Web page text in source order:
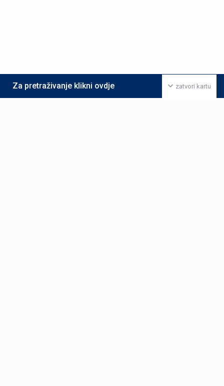
zatvori kartu
Za pretraživanje klikni ovdje